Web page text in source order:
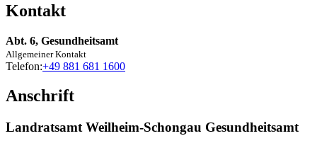
Kontakt
Abt. 6, Gesundheitsamt
Allgemeiner Kontakt
Telefon:+49 881 681 1600
Anschrift
Landratsamt Weilheim-Schongau Gesundheitsamt